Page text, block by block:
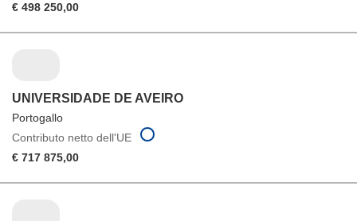
€ 498 250,00
UNIVERSIDADE DE AVEIRO
Portogallo
Contributo netto dell'UE
€ 717 875,00